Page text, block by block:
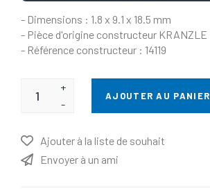
- Dimensions : 1.8 x 9.1 x 18.5 mm
- Pièce d'origine constructeur KRANZLE
- Référence constructeur : 14119
+
-
AJOUTER AU PANIER
Ajouter à la liste de souhait
Envoyer à un ami